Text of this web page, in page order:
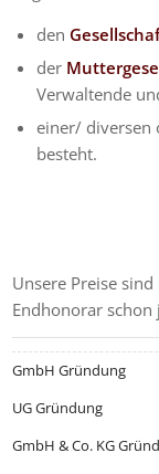
den
der
Verwaltende
einer/
besteht.
Unsere Preise sind
Endhonorar schon
GmbH Gründung
UG Gründung
GmbH & Co. KG